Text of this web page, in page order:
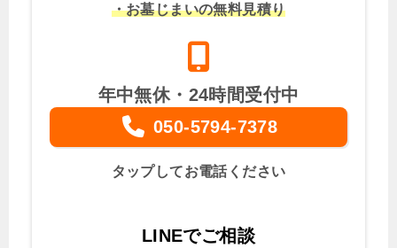
・お墓じまいの無料見積り
年中無休・24時間受付中
050-5794-7378
タップしてお電話ください
LINEでご相談